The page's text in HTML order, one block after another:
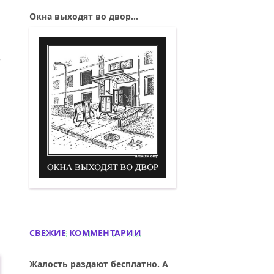
РАССКАЗАЛА СКАЗКИ...»
ТОЛСТОЙ СКАЗАЛ, ЧТО СМЕРТИ
Окна выходят во двор...
Окна выходят во двор. Демотиватор
СВЕЖИЕ КОММЕНТАРИИ
Жалость раздают бесплатно. А